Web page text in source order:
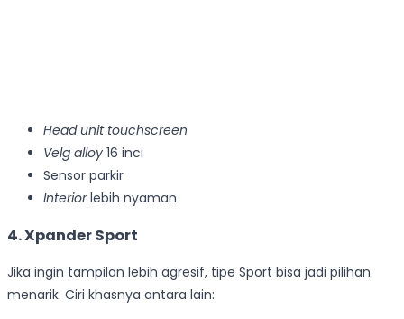
Head unit touchscreen
Velg alloy 16 inci
Sensor parkir
Interiorlebih nyaman
4. Xpander Sport
Jika ingin tampilan lebih agresif, tipe Sport bisa jadi pilihan
menarik. Ciri khasnya antara lain: